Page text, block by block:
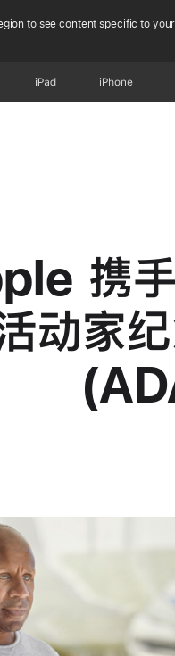
to see content specific to
iPad iPhone
携手
动家